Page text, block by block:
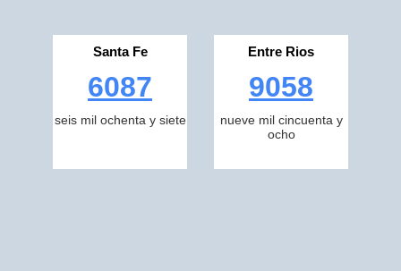
Santa Fe
6087
seis mil ochenta y siete
Entre Rios
9058
nueve mil cincuenta y
ocho